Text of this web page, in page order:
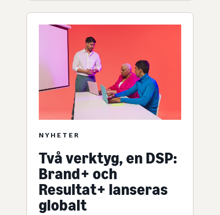
NYHETER
Två verktyg, en DSP:
Brand+ och
Resultat+ lanseras
globalt